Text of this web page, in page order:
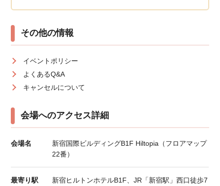
その他の情報
イベントポリシー
よくあるQ&A
キャンセルについて
会場へのアクセス詳細
会場名
新宿国際ビルディングB1F Hiltopia（フロアマップ
22番）
最寄り駅
新宿ヒルトンホテルB1F、JR「新宿駅」西口徒歩7